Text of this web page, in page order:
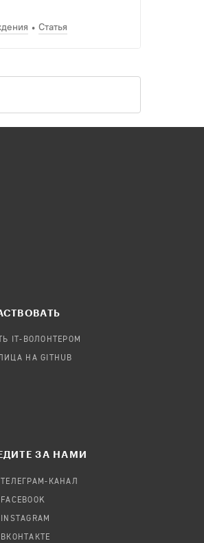
Статья
IT-ВОЛОНТЕРОМ
НА GITHUB
ЗА НАМИ
ТЕЛЕГРАМ-КАНАЛ
FACEBOOK
INSTAGRAM
ВКОНТАКТЕ